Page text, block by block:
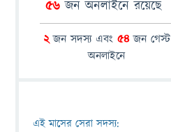
56 জন অনলাইনে রয়েছে
2জন সদস্য এবং 54জন গেস্ট
অনলাইনে
এই মাসের সেরা সদস্য: